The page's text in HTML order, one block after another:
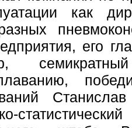
как
его